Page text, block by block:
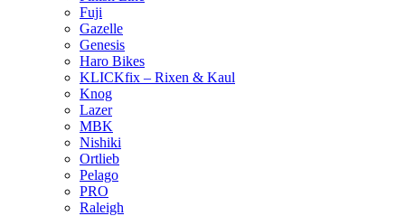
Fuji
Gazelle
Genesis
Haro Bikes
KLICKfix – Rixen & Kaul
Knog
Lazer
MBK
Nishiki
Ortlieb
Pelago
PRO
Raleigh